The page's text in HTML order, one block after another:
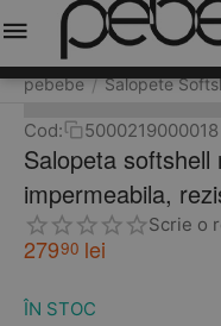
pebebe / Salopete
Cod: 5000219000018
Salopeta softshell
impermeabila,
Scrie o
27990 lei
ÎN STOC
Meniu Caută